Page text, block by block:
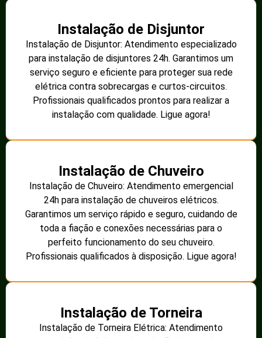
Instalação de Disjuntor
Instalação de Disjuntor: Atendimento especializado
para instalação de disjuntores 24h. Garantimos um
serviço seguro e eficiente para proteger sua rede
elétrica contra sobrecargas e curtos-circuitos.
Profissionais qualificados prontos para realizar a
instalação com qualidade. Ligue agora!
Instalação de Chuveiro
Instalação de Chuveiro: Atendimento emergencial
24h para instalação de chuveiros elétricos.
Garantimos um serviço rápido e seguro, cuidando de
toda a fiação e conexões necessárias para o
perfeito funcionamento do seu chuveiro.
Profissionais qualificados à disposição. Ligue agora!
Instalação de Torneira
Instalação de Torneira Elétrica: Atendimento